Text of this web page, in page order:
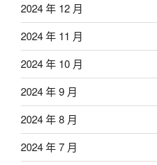
2024 年 12 月
2024 年 11 月
2024 年 10 月
2024 年 9 月
2024 年 8 月
2024 年 7 月